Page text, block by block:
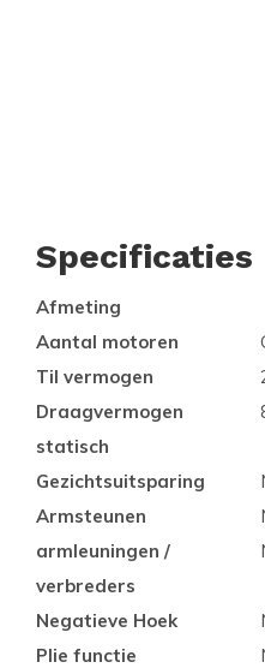
Specificaties
Afmeting
Aantal motoren
Til vermogen
Draagvermogen
statisch
Gezichtsuitsparing
Armsteunen
armleuningen /
verbreders
Negatieve Hoek
Plie functie